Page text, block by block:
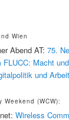
Wien
Abend AT: 75.
FLUCC: Macht
und
Weekend (WCW):
Wireless